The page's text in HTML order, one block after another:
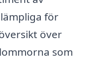
för
över
som